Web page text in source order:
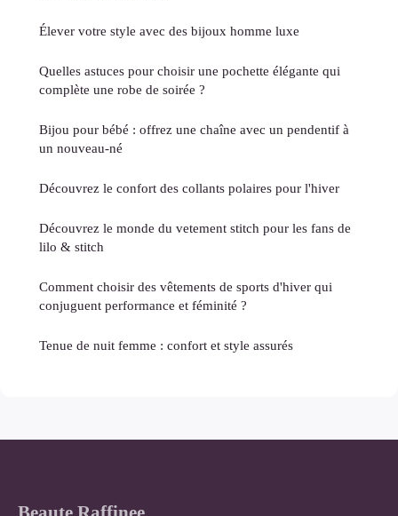
Élever votre style avec des bijoux homme luxe
Quelles astuces pour choisir une pochette élégante qui
complète une robe de soirée ?
Bijou pour bébé : offrez une chaîne avec un pendentif à
un nouveau-né
Découvrez le confort des collants polaires pour l'hiver
Découvrez le monde du vetement stitch pour les fans de
lilo & stitch
Comment choisir des vêtements de sports d'hiver qui
conjuguent performance et féminité ?
Tenue de nuit femme : confort et style assurés